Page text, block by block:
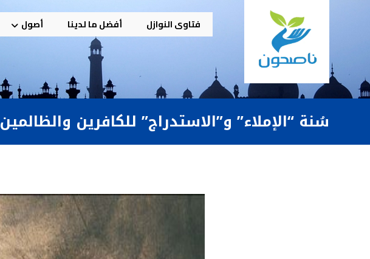
فتاوى النوازل أفضل ما لدينا أصول
سُنة “الإملاء” و”الاستدراج” للكافرين والظالمين